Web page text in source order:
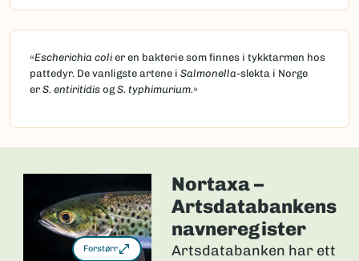
«Escherichia coli er en bakterie som finnes i tykktarmen hos
pattedyr. De vanligste artene i Salmonella-slekta i Norge
er S. entiritidis ogS. typhimurium.»
Forstørr
Nortaxa –
Artsdatabankens
navneregister
Artsdatabanken har ett